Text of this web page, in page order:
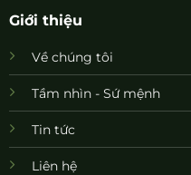
Giới thiệu
Về chúng tôi
Tầm nhìn - Sứ mệnh
Tin tức
Liên hệ